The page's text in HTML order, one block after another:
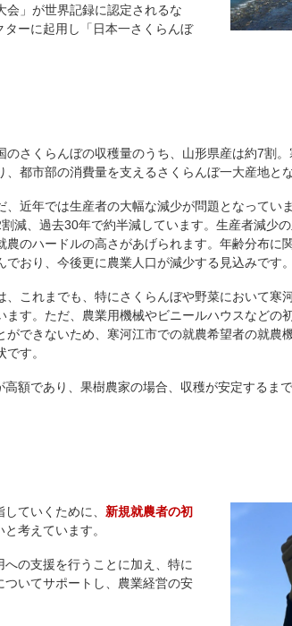
会」が世界記録に認定されるな
ーに起用し「日本一さくらんぼ
のさくらんぼの収穫量のうち、山形県産は約7割
、都市部の消費量を支えるさくらんぼ一大産地と
、近年では生産者の大幅な減少が問題となってい
割減、過去30年で約半減しています。生産者減少
農のハードルの高さがあげられます。年齢分布に
でおり、今後更に農業人口が減少する見込みです。
、これまでも、特にさくらんぼや野菜において寒
ます。ただ、農業用機械やビニールハウスなどの
ができないため、寒河江市での就農希望者の就農
です。
額であり、果樹農家の場合、収穫が安定するま
ていくために、 新規就農者の初
考えています。
の支援を行うことに加え、特に
いてサポートし、農業経営の安